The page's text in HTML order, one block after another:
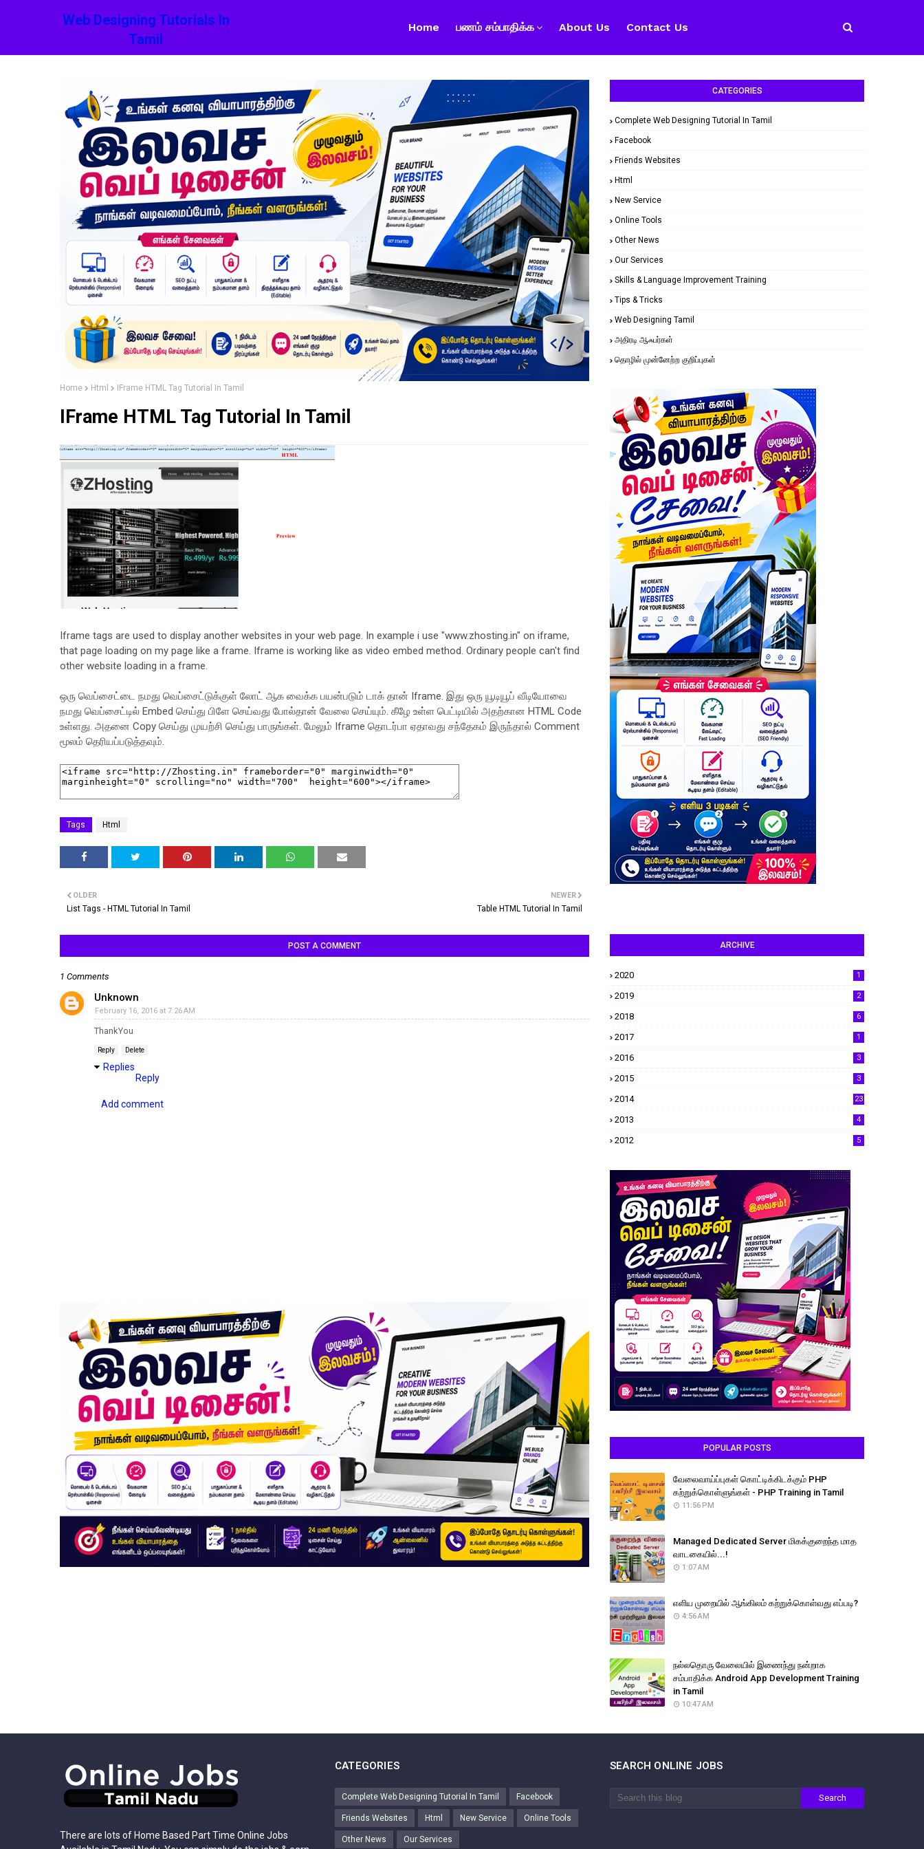
Web Designing Tutorials In
Tamil
Home பணம் சம்பாதிக்க About Us Contact Us
Home Html IFrame HTML Tag Tutorial In Tamil
IFrame HTML Tag Tutorial In Tamil
Iframe tags are used to display another websites in your web page. In example i use "www.zhosting.in" on iframe,
that page loading on my page like a frame. Iframe is working like as video embed method. Ordinary people can't find
other website loading in a frame.
ஒரு வெப்சைட்டை நமது வெப்சைட்டுக்குள் லோட் ஆக வைக்க பயன்படும் டாக் தான் Iframe. இது ஒரு யூடியூப் வீடியோவை
நமது வெப்சைட்டில் Embed செய்து பிளே செய்வது போல்தான் வேலை செய்யும். கீழே உள்ள பெட்டியில் அதற்கான HTML Code
உள்ளது. அதனை Copy செய்து முயற்சி செய்து பாருங்கள். மேலும் Iframe தொடர்பா ஏதாவது சந்தேகம் இருந்தால் Comment
மூலம் தெரியப்படுத்தவும்.
Tags Html
NEWER
Table HTML Tutorial In Tamil
OLDER
List Tags - HTML Tutorial In Tamil
POST A COMMENT
1 Comments
Unknown
February 16, 2016 at 7:26 AM
ThankYou
Reply Delete
Replies
Reply
Add comment
CATEGORIES
Complete Web Designing Tutorial In Tamil
Facebook
Friends Websites
Html
New Service
Online Tools
Other News
Our Services
Skills & Language Improvement Training
Tips & Tricks
Web Designing Tamil
அதிரடி ஆஃபர்கள்
தொழில் முன்னேற்ற குறிப்புகள்
ARCHIVE
2020 1
2019 2
2018 6
2017 1
2016 3
2015 3
2014 23
2013 4
2012 5
POPULAR POSTS
வேலைவாய்ப்புகள் கொட்டிக்கிடக்கும் PHP
கற்றுக்கொள்ளுங்கள் - PHP Training in Tamil
11:56 PM
Managed Dedicated Server மிகக்குறைந்த மாத
வாடகையில்...!
1:07 AM
எளிய முறையில் ஆங்கிலம் கற்றுக்கொள்வது எப்படி?
4:56 AM
நல்லதொரு வேலையில் இணைந்து நன்றாக
சம்பாதிக்க Android App Development Training
in Tamil
10:47 AM
There are lots of Home Based Part Time Online Jobs
CATEGORIES
Complete Web Designing Tutorial In Tamil Facebook
Friends Websites Html New Service Online Tools
Other News Our Services
SEARCH ONLINE JOBS